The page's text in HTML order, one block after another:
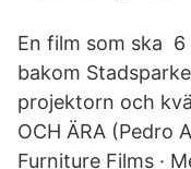
En film som ska 6
bakom
projektorn och
OCH ÄRA (Pedro
Furniture Films ·